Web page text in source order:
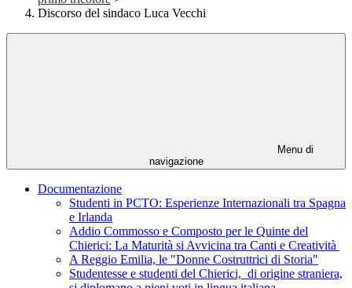
Discorso del sindaco Luca Vecchi
Menu di
navigazione
Documentazione
Studenti in PCTO: Esperienze Internazionali tra Spagna
e Irlanda
Addio Commosso e Composto per le Quinte del
Chierici: La Maturità si Avvicina tra Canti e Creatività
A Reggio Emilia, le "Donne Costruttrici di Storia"
Studentesse e studenti del Chierici, di origine straniera,